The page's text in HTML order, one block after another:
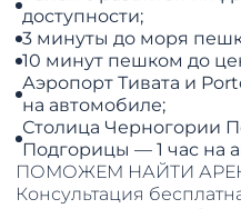
доступности;
3 минуты до моря
10 минут пешком до
Аэропорт Тивата и
на автомобиле;
Столица Черногории
Подгорицы — 1 час на
ПОМОЖЕМ НАЙТИ
Консультация